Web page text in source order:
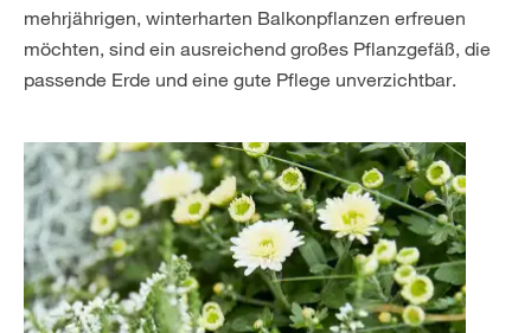
mehrjährigen, winterharten Balkonpflanzen erfreuen
möchten, sind ein ausreichend großes Pflanzgefäß, die
passende Erde und eine gute Pflege unverzichtbar.